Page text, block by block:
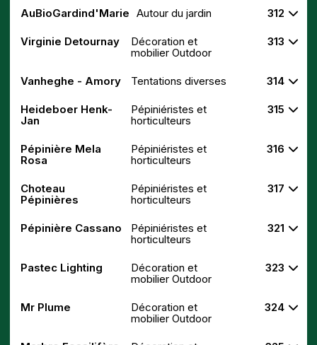
AuBioGardind'Marie Autour du jardin 312
Virginie Detournay
Décoration et
mobilier Outdoor
313
Vanheghe - Amory Tentations diverses 314
Heideboer Henk-
Jan
Pépiniéristes et
horticulteurs
315
Pépinière Mela
Rosa
Pépiniéristes et
horticulteurs
316
Choteau
Pépinières
Pépiniéristes et
horticulteurs
317
Pépinière Cassano
Pépiniéristes et
horticulteurs
321
Pastec Lighting
Décoration et
mobilier Outdoor
323
Mr Plume
Décoration et
mobilier Outdoor
324